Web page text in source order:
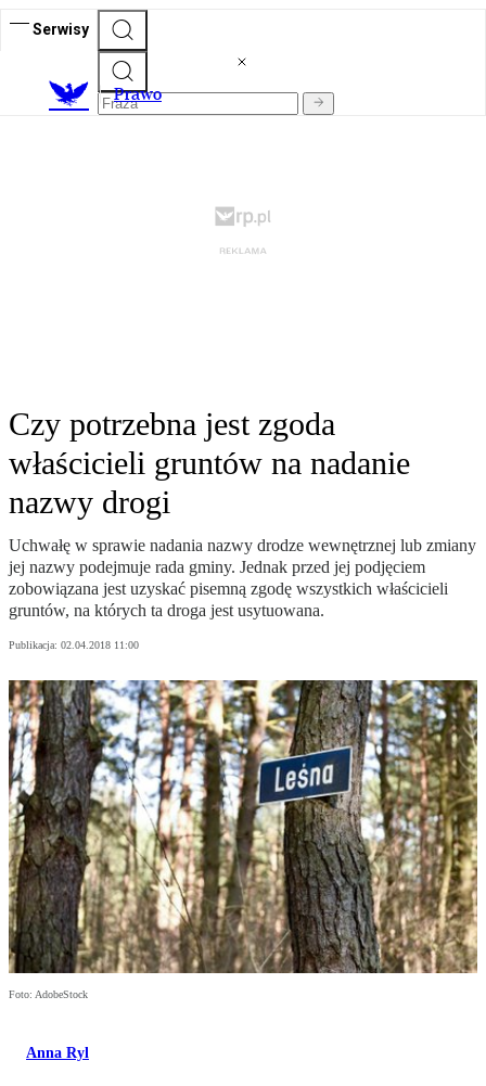
Serwisy
Prawo
Czy potrzebna jest zgoda
właścicieli gruntów na nadanie
nazwy drogi
Uchwałę w sprawie nadania nazwy drodze wewnętrznej lub zmiany
jej nazwy podejmuje rada gminy. Jednak przed jej podjęciem
zobowiązana jest uzyskać pisemną zgodę wszystkich właścicieli
gruntów, na których ta droga jest usytuowana.
Publikacja: 02.04.2018 11:00
Foto: AdobeStock
Anna Ryl